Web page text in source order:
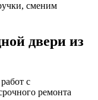
сменим
двери из
с
ремонта